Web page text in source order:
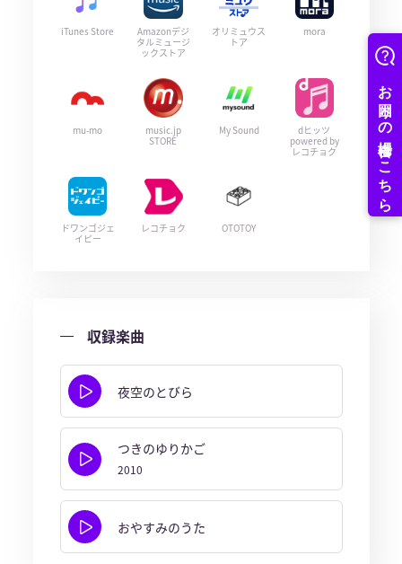
iTunes Store
Amazonデジ
タルミュージ
ックストア
オリミュウス
トア
mora
mu-mo
music.jp
STORE
My Sound
dヒッツ
powered by
レコチョク
ドワンゴジェ
イピー
レコチョク OTOTOY
収録楽曲
夜空のとびら
つきのゆりかご
2010
おやすみのうた